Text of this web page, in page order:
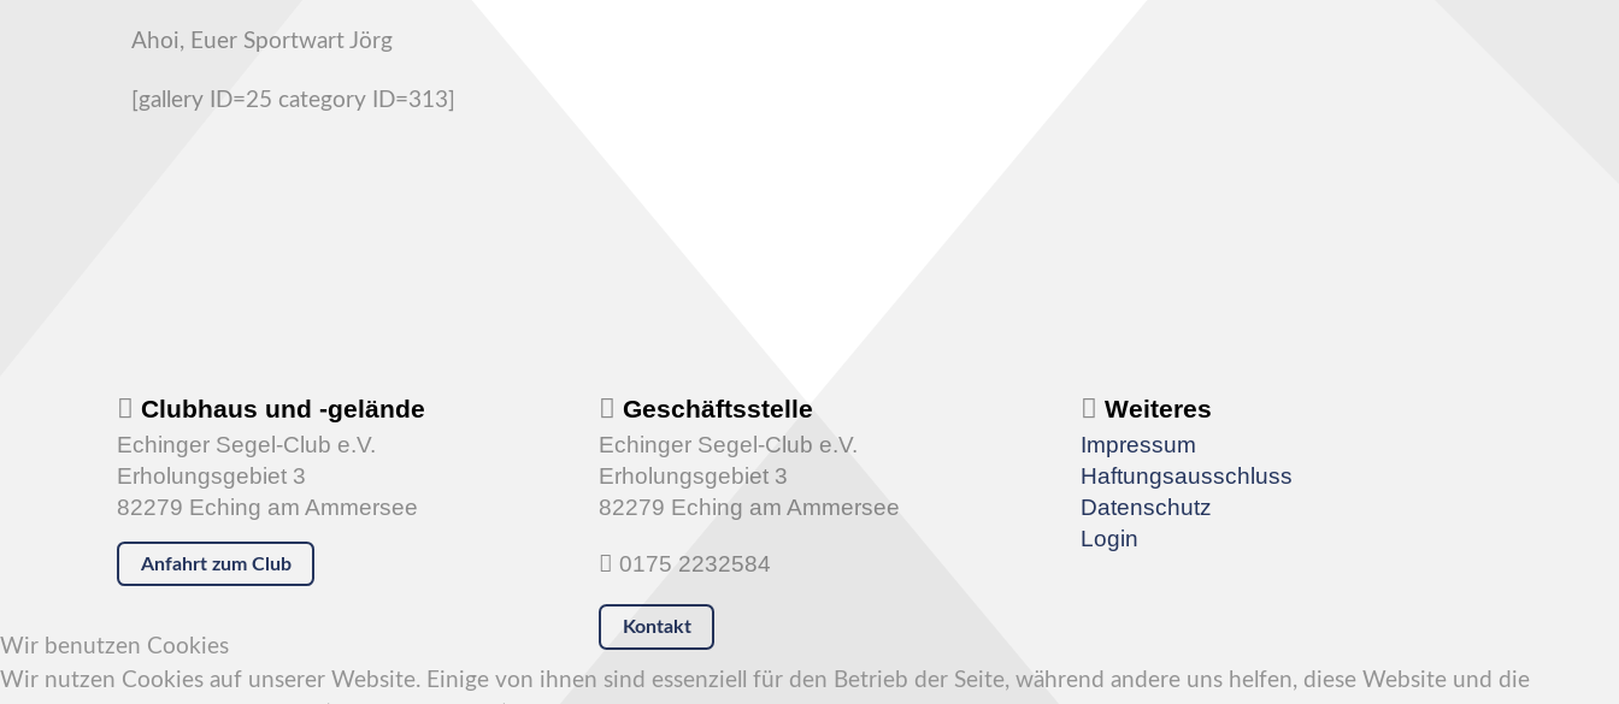
Ahoi, Euer Sportwart Jörg
[gallery ID=25 category ID=313]
Clubhaus und -gelände
Echinger Segel-Club e.V.
Erholungsgebiet 3
82279 Eching am Ammersee
Anfahrt zum Club
Geschäftsstelle
Echinger Segel-Club e.V.
Erholungsgebiet 3
82279 Eching am Ammersee
0175 2232584
Kontakt
Weiteres
Impressum
Haftungsausschluss
Datenschutz
Login
Wir benutzen Cookies
Wir nutzen Cookies auf unserer Website. Einige von ihnen sind essenziell für den Betrieb der Seite, während andere uns helfen, diese Website und die